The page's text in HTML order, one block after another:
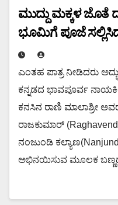
ಮುದ್ದು ಮಕ್ಕಳ ಜೊತೆ
ಭೂಮಿಗೆ ಪೂಜೆ
ಎಂತಹ ಪಾತ್ರ ನೀಡಿದರು
ಕನ್ನಡದ ಭಾವಪೂರ್ವ
ಕನಸಿನ ರಾಣಿ ಮಾಲಾಶ್ರೀ
ರಾಜಕುಮಾರ್
ನಂಜುಂಡಿ
ಅಭಿನಯಿಸುವ ಮೂಲಕ